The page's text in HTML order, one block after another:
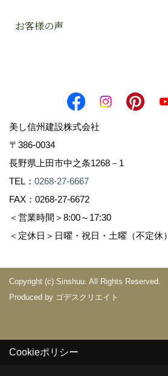
お客様の声
美し信州建設株式会社
〒386-0034
長野県上田市中之条1268－1
TEL： 0268-27-6667
FAX：0268-27-6672
＜営業時間＞8:00～17:30
＜定休日＞日曜・祝日・土曜（不定休）
Copyright (c) Sinshuu. All Rights Reserved.
Produced by ゴデスクリエイト
Cookieポリシー